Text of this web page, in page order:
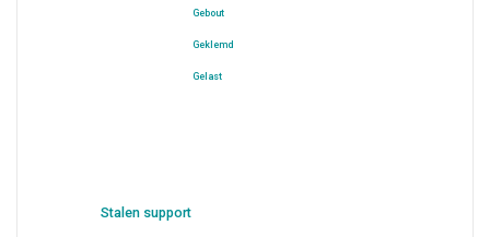
Gebout
Geklemd
Gelast
Stalen support